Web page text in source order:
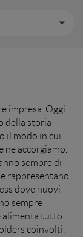
impresa. Oggi
della storia
il modo in cui
ne accorgiamo.
sempre di
rappresentano
dove nuovi
sempre
alimenta tutto
coinvolti.